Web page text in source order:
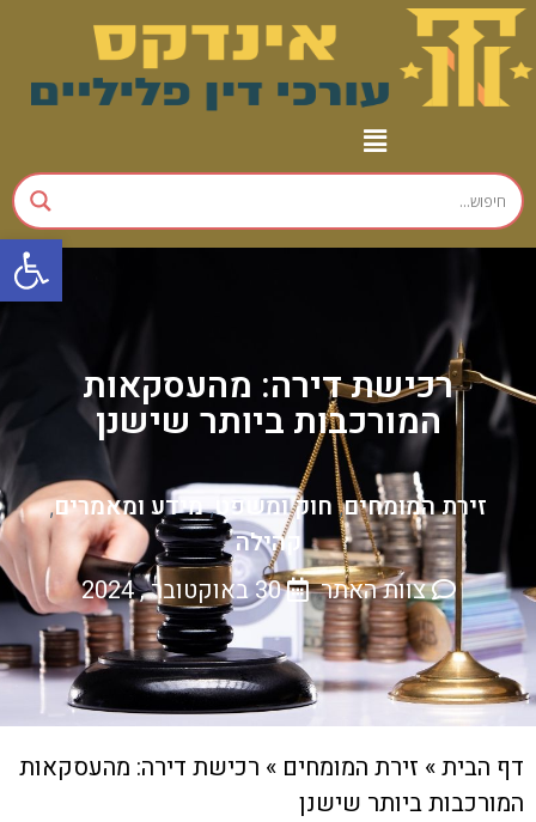
רכישת דירה: מהעסקאות
המורכבות ביותר שישנן
זירת המומחים, חוק ומשפט, מידע ומאמרים,
קהילה
צוות האתר
30 באוקטובר , 2024
דף הבית» זירת המומחים » רכישת דירה: מהעסקאות
המורכבות ביותר שישנן